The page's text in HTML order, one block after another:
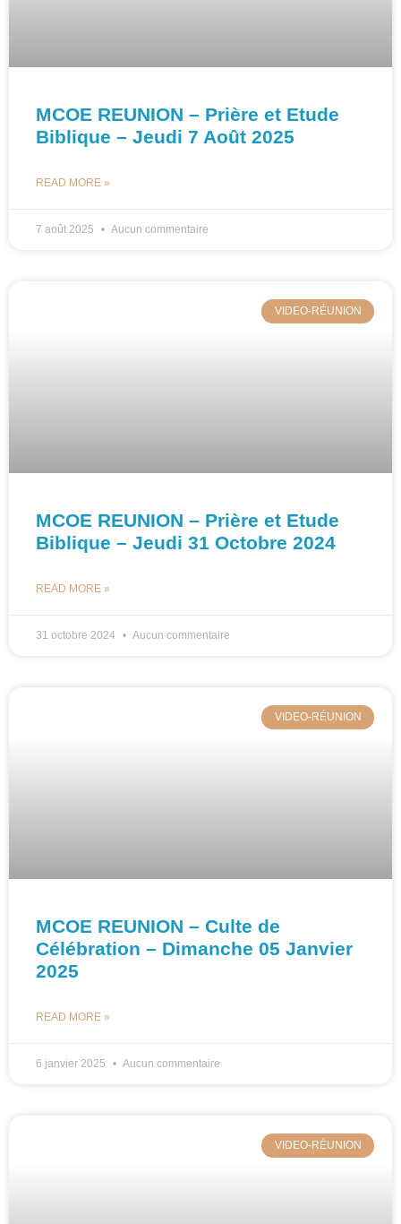
MCOE REUNION – Prière et Etude
Biblique – Jeudi 7 Août 2025
READ MORE »
7 août 2025 Aucun commentaire
VIDEO-RÉUNION
MCOE REUNION – Prière et Etude
Biblique – Jeudi 31 Octobre 2024
READ MORE »
31 octobre 2024 Aucun commentaire
VIDEO-RÉUNION
MCOE REUNION – Culte de
Célébration – Dimanche 05 Janvier
2025
READ MORE »
6 janvier 2025 Aucun commentaire
VIDEO-RÉUNION